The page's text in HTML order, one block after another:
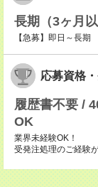
長期（3ヶ月以
【急募】即日～長
応募資格
履歴書不要 /
OK
業界未経験OK！
受発注処理のご経験